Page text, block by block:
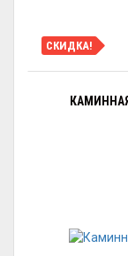
СКИДКА!
КАМИННАЯ